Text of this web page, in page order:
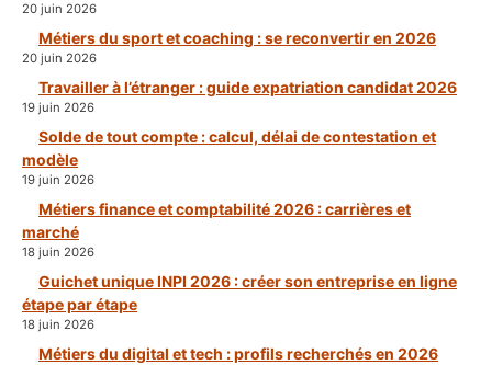
20 juin 2026
Métiers du sport et coaching : se reconvertir en 2026
20 juin 2026
Travailler à l’étranger : guide expatriation candidat 2026
19 juin 2026
Solde de tout compte : calcul, délai de contestation et
modèle
19 juin 2026
Métiers finance et comptabilité 2026 : carrières et
marché
18 juin 2026
Guichet unique INPI 2026 : créer son entreprise en ligne
étape par étape
18 juin 2026
Métiers du digital et tech : profils recherchés en 2026